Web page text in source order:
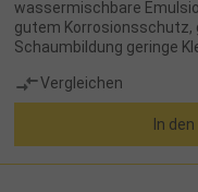
wassermischbare
gutem
Schaumbildung geringe
Refraktometerfaktor 2,3
Vergleichen
In